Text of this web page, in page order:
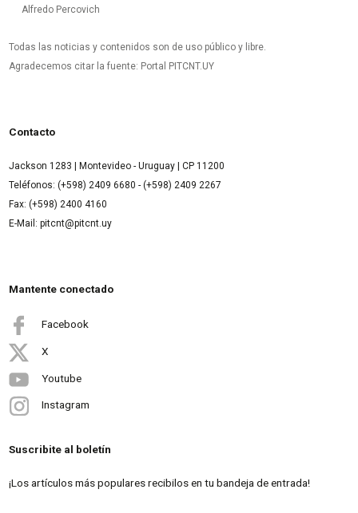
Alfredo Percovich
Todas las noticias y contenidos son de uso público y libre.
Agradecemos citar la fuente: Portal PITCNT.UY
Contacto
Jackson 1283 | Montevideo - Uruguay | CP 11200
Teléfonos: (+598) 2409 6680 - (+598) 2409 2267
Fax: (+598) 2400 4160
E-Mail: pitcnt@pitcnt.uy
Mantente conectado
Facebook
X
Youtube
Instagram
Suscribite al boletín
¡Los artículos más populares recibilos en tu bandeja de entrada!